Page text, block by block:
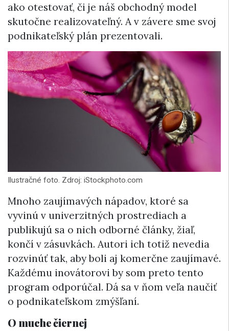
ako otestovať, či je náš obchodný model
skutočne realizovateľný. A v závere sme svoj
podnikateľský plán prezentovali.
Ilustračné foto. Zdroj: iStockphoto.com
Mnoho zaujímavých nápadov, ktoré sa
vyvinú v univerzitných prostrediach a
publikujú sa o nich odborné články, žiaľ,
končí v zásuvkách. Autori ich totiž nevedia
rozvinúť tak, aby boli aj komerčne zaujímavé.
Každému inovátorovi by som preto tento
program odporúčal. Dá sa v ňom veľa naučiť
o podnikateľskom zmýšľaní.
O muche čiernej